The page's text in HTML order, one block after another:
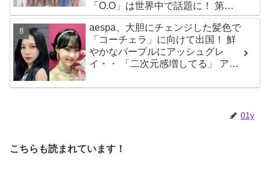
「O.O」は世界中で話題に！ 第４
世代を代表する美女ソリュンをは
じめ、全員ビジュアルメンバーと
いわれるその魅力をチェック
aespa、大胆にチェンジした髪色で
「コーチェラ」に向けて出国！ 鮮
やかなパープルにアッシュグレ
イ・・ 「二次元感増してる」 アバ
01y
こちらも読まれています！